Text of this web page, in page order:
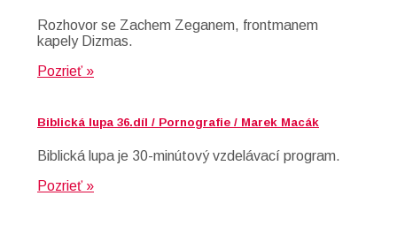
Rozhovor se Zachem Zeganem, frontmanem
kapely Dizmas.
Pozrieť »
Biblická lupa 36.díl / Pornografie / Marek Macák
Biblická lupa je 30-minútový vzdelávací program.
Pozrieť »